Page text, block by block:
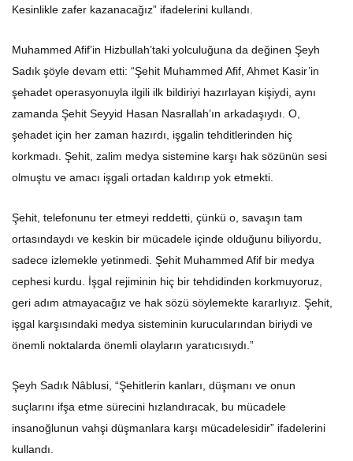
Kesinlikle zafer kazanacağız” ifadelerini kullandı.
Muhammed Afif’in Hizbullah’taki yolculuğuna da değinen Şeyh
Sadık şöyle devam etti: “Şehit Muhammed Afif, Ahmet Kasir’in
şehadet operasyonuyla ilgili ilk bildiriyi hazırlayan kişiydi, aynı
zamanda Şehit Seyyid Hasan Nasrallah’ın arkadaşıydı. O,
şehadet için her zaman hazırdı, işgalin tehditlerinden hiç
korkmadı. Şehit, zalim medya sistemine karşı hak sözünün sesi
olmuştu ve amacı işgali ortadan kaldırıp yok etmekti.
Şehit, telefonunu ter etmeyi reddetti, çünkü o, savaşın tam
ortasındaydı ve keskin bir mücadele içinde olduğunu biliyordu,
sadece izlemekle yetinmedi. Şehit Muhammed Afif bir medya
cephesi kurdu. İşgal rejiminin hiç bir tehdidinden korkmuyoruz,
geri adım atmayacağız ve hak sözü söylemekte kararlıyız. Şehit,
işgal karşısındaki medya sisteminin kurucularından biriydi ve
önemli noktalarda önemli olayların yaratıcısıydı.”
Şeyh Sadık Nâblusi, “Şehitlerin kanları, düşmanı ve onun
suçlarını ifşa etme sürecini hızlandıracak, bu mücadele
insanoğlunun vahşi düşmanlara karşı mücadelesidir” ifadelerini
kullandı.